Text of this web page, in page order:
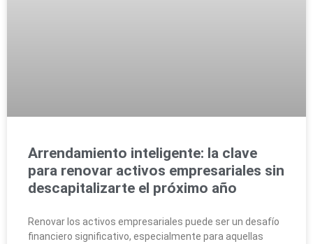
Arrendamiento inteligente: la clave
para renovar activos empresariales sin
descapitalizarte el próximo año
Renovar los activos empresariales puede ser un desafío
financiero significativo, especialmente para aquellas